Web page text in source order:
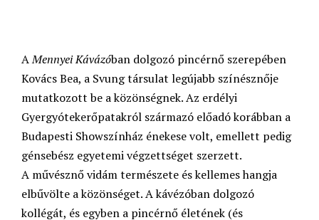
AMennyei Kávázóban dolgozó pincérnő szerepében
Kovács Bea, a Svung társulat legújabb színésznője
mutatkozott be a közönségnek. Az erdélyi
Gyergyótekerőpatakról származó előadó korábban a
Budapesti Showszínház énekese volt, emellett pedig
génsebész egyetemi végzettséget szerzett.
A művésznő vidám természete és kellemes hangja
elbűvölte a közönséget. A kávézóban dolgozó
kollégát, és egyben a pincérnő életének (és